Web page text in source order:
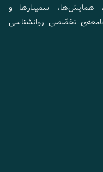
همایش‌ها، سمینارها و
تخصّصی روانشناسی